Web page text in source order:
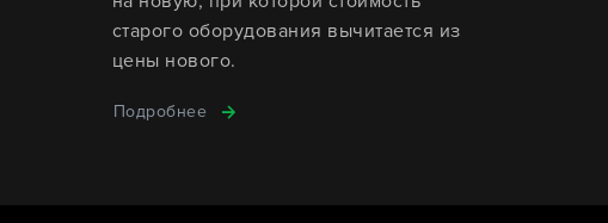
старого оборудования вычитается из
цены нового.
Подробнее